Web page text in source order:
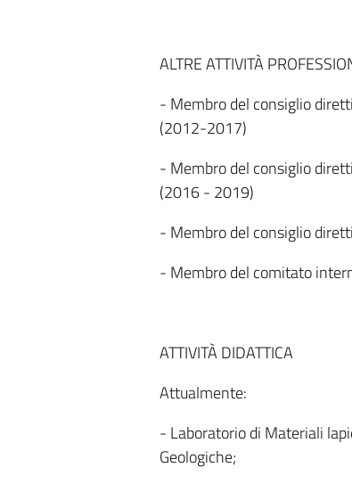
ALTRE ATTIVITÀ
- Membro del consiglio
(2012-2017)
- Membro del consiglio
(2016 - 2019)
- Membro del consiglio
- Membro del comitato
ATTIVITÀ DIDATTICA
Attualmente:
- Laboratorio di Materiali
Geologiche;